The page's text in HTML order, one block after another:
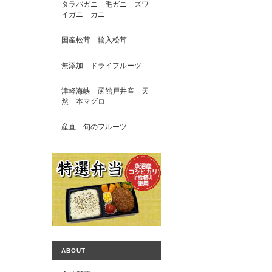
タラバガニ 毛ガニ ズワ
イガニ カニ
国産松茸 輸入松茸
無添加 ドライフルーツ
津軽海峡 函館戸井産 天
然 本マグロ
産直 旬のフルーツ
ABOUT